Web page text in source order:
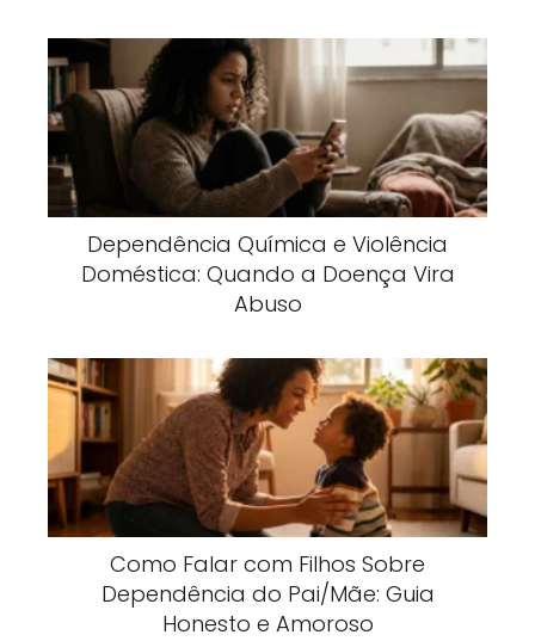
Dependência Química e Violência
Doméstica: Quando a Doença Vira
Abuso
Como Falar com Filhos Sobre
Dependência do Pai/Mãe: Guia
Honesto e Amoroso